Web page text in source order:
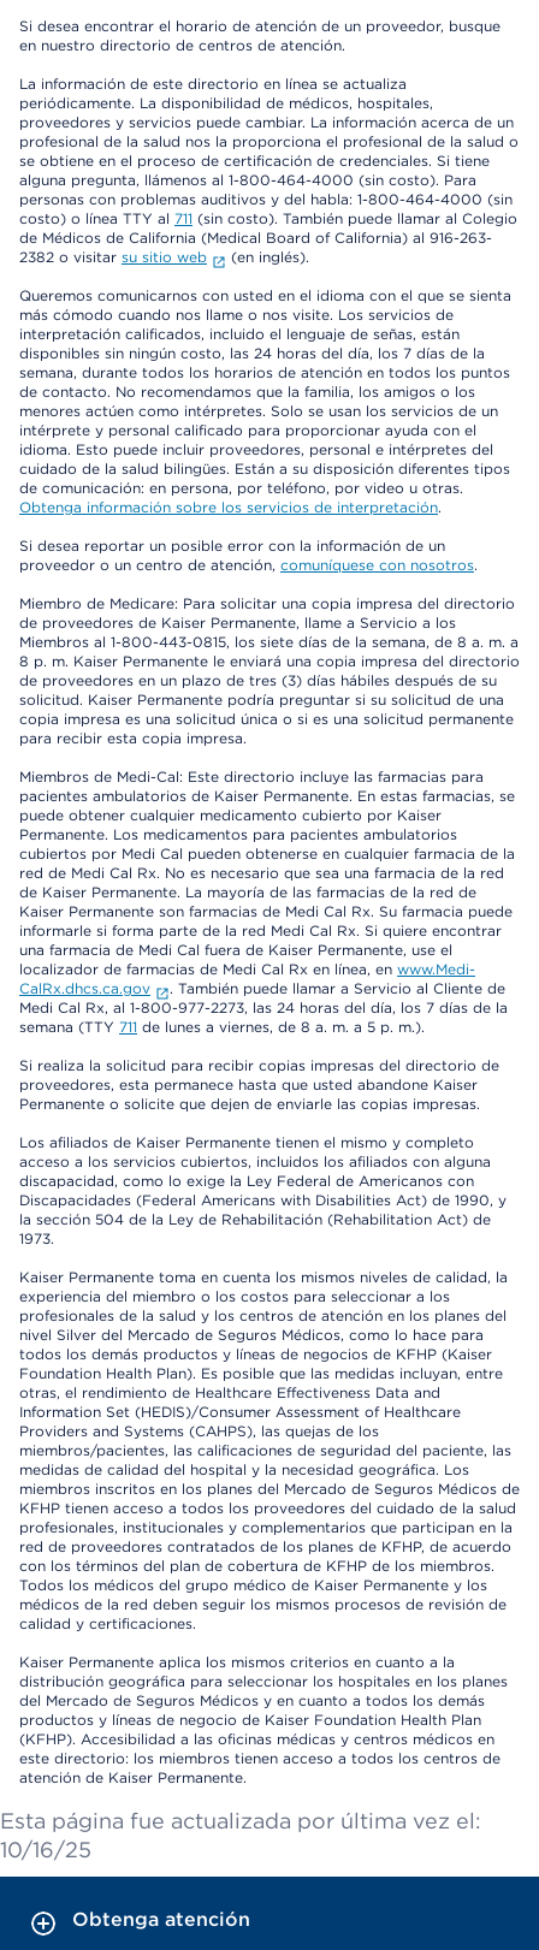
Si desea encontrar el horario de atención de un proveedor, busque
en nuestro directorio de centros de atención.
La información de este directorio en línea se actualiza
periódicamente. La disponibilidad de médicos, hospitales,
proveedores y servicios puede cambiar. La información acerca de un
profesional de la salud nos la proporciona el profesional de la salud o
se obtiene en el proceso de certificación de credenciales. Si tiene
alguna pregunta, llámenos al 1-800-464-4000 (sin costo). Para
personas con problemas auditivos y del habla: 1-800-464-4000 (sin
costo) o línea TTY al 711 (sin costo). También puede llamar al Colegio
de Médicos de California (Medical Board of California) al 916-263-
2382 o visitar su sitio web (en inglés).
Queremos comunicarnos con usted en el idioma con el que se sienta
más cómodo cuando nos llame o nos visite. Los servicios de
interpretación calificados, incluido el lenguaje de señas, están
disponibles sin ningún costo, las 24 horas del día, los 7 días de la
semana, durante todos los horarios de atención en todos los puntos
de contacto. No recomendamos que la familia, los amigos o los
menores actúen como intérpretes. Solo se usan los servicios de un
intérprete y personal calificado para proporcionar ayuda con el
idioma. Esto puede incluir proveedores, personal e intérpretes del
cuidado de la salud bilingües. Están a su disposición diferentes tipos
de comunicación: en persona, por teléfono, por video u otras.
Obtenga información sobre los servicios de interpretación.
Si desea reportar un posible error con la información de un
proveedor o un centro de atención, comuníquese con nosotros.
Miembro de Medicare: Para solicitar una copia impresa del directorio
de proveedores de Kaiser Permanente, llame a Servicio a los
Miembros al 1-800-443-0815, los siete días de la semana, de 8 a. m. a
8 p. m. Kaiser Permanente le enviará una copia impresa del directorio
de proveedores en un plazo de tres (3) días hábiles después de su
solicitud. Kaiser Permanente podría preguntar si su solicitud de una
copia impresa es una solicitud única o si es una solicitud permanente
para recibir esta copia impresa.
Miembros de Medi-Cal: Este directorio incluye las farmacias para
pacientes ambulatorios de Kaiser Permanente. En estas farmacias, se
puede obtener cualquier medicamento cubierto por Kaiser
Permanente. Los medicamentos para pacientes ambulatorios
cubiertos por Medi Cal pueden obtenerse en cualquier farmacia de la
red de Medi Cal Rx. No es necesario que sea una farmacia de la red
de Kaiser Permanente. La mayoría de las farmacias de la red de
Kaiser Permanente son farmacias de Medi Cal Rx. Su farmacia puede
informarle si forma parte de la red Medi Cal Rx. Si quiere encontrar
una farmacia de Medi Cal fuera de Kaiser Permanente, use el
localizador de farmacias de Medi Cal Rx en línea, en www.Medi-
CalRx.dhcs.ca.gov
. También puede llamar a Servicio al Cliente de
Medi Cal Rx, al 1-800-977-2273, las 24 horas del día, los 7 días de la
semana (TTY 711 de lunes a viernes, de 8 a. m. a 5 p. m.).
Si realiza la solicitud para recibir copias impresas del directorio de
proveedores, esta permanece hasta que usted abandone Kaiser
Permanente o solicite que dejen de enviarle las copias impresas.
Los afiliados de Kaiser Permanente tienen el mismo y completo
acceso a los servicios cubiertos, incluidos los afiliados con alguna
discapacidad, como lo exige la Ley Federal de Americanos con
Discapacidades (Federal Americans with Disabilities Act) de 1990, y
la sección 504 de la Ley de Rehabilitación (Rehabilitation Act) de
1973.
Kaiser Permanente toma en cuenta los mismos niveles de calidad, la
experiencia del miembro o los costos para seleccionar a los
profesionales de la salud y los centros de atención en los planes del
nivel Silver del Mercado de Seguros Médicos, como lo hace para
todos los demás productos y líneas de negocios de KFHP (Kaiser
Foundation Health Plan). Es posible que las medidas incluyan, entre
otras, el rendimiento de Healthcare Effectiveness Data and
Information Set (HEDIS)/Consumer Assessment of Healthcare
Providers and Systems (CAHPS), las quejas de los
miembros/pacientes, las calificaciones de seguridad del paciente, las
medidas de calidad del hospital y la necesidad geográfica. Los
miembros inscritos en los planes del Mercado de Seguros Médicos de
KFHP tienen acceso a todos los proveedores del cuidado de la salud
profesionales, institucionales y complementarios que participan en la
red de proveedores contratados de los planes de KFHP, de acuerdo
con los términos del plan de cobertura de KFHP de los miembros.
Todos los médicos del grupo médico de Kaiser Permanente y los
médicos de la red deben seguir los mismos procesos de revisión de
calidad y certificaciones.
Kaiser Permanente aplica los mismos criterios en cuanto a la
distribución geográfica para seleccionar los hospitales en los planes
del Mercado de Seguros Médicos y en cuanto a todos los demás
productos y líneas de negocio de Kaiser Foundation Health Plan
(KFHP). Accesibilidad a las oficinas médicas y centros médicos en
este directorio: los miembros tienen acceso a todos los centros de
atención de Kaiser Permanente.
Esta página fue actualizada por última vez el:
10/16/25
Obtenga atención